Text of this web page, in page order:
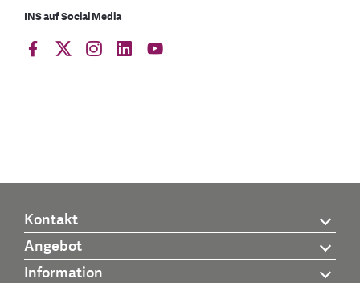
INS auf Social Media
find us on: facebook
find us on: twitter
find us on: instagram
find us on: linkedin
find us on: youtube
Kontakt
Angebot
Information